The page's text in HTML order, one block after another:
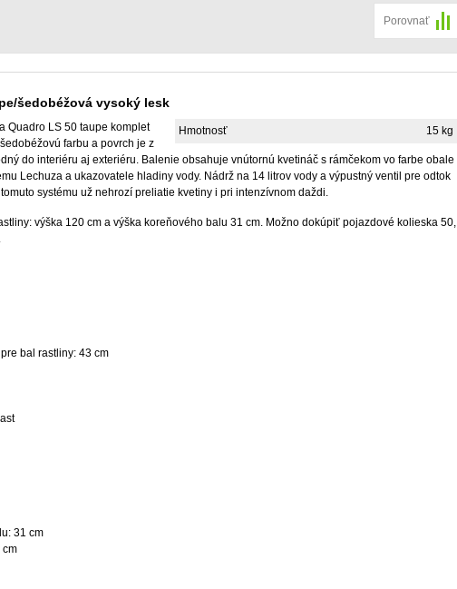
Porovnať
šedobéžová vysoký lesk
Hmotnosť 15 kg
Quadro LS 50 taupe komplet
farbu a povrch je z
do interiéru aj exteriéru. Balenie obsahuje vnútornú kvetináč s rámčekom vo farbe obale
Lechuza a ukazovatele hladiny vody. Nádrž na 14 litrov vody a výpustný ventil pre odtok
systému už nehrozí preliatie kvetiny i pri intenzívnom daždi.
výška 120 cm a výška koreňového balu 31 cm. Možno dokúpiť pojazdové kolieska 50,
bal rastliny: 43 cm
31 cm
cm